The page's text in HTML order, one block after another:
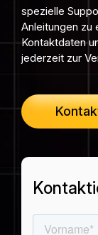
Chinesisch (
中文
Spanisch (
Sitzplätze
Mindestumsteigezeiten
Passagierbuchungsdaten
Alle
spezielle
Anleitungen zu
Kontaktdaten
jederzeit zur